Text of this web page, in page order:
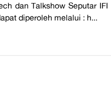
dan Talkshow Seputar IFI
diperoleh melalui : h...